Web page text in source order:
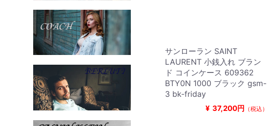
サンローラン SAINT
LAURENT 小銭入れ ブラン
ド コインケース 609362
BTY0N 1000 ブラック gsm-
3 bk-friday
¥ 37,200円 （税込）